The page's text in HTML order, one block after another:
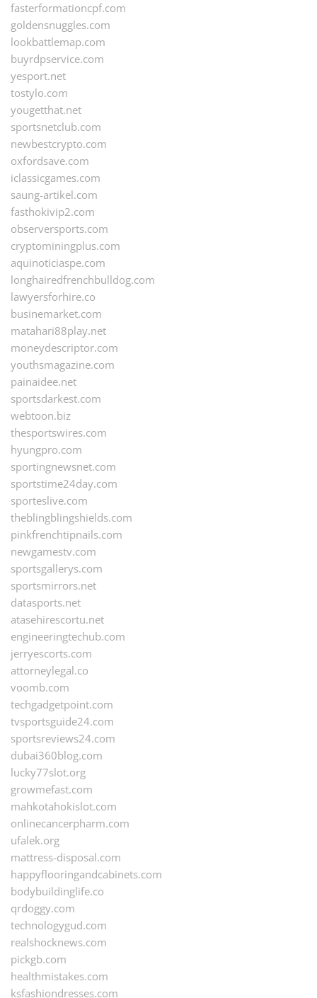
fasterformationcpf.com
goldensnuggles.com
lookbattlemap.com
buyrdpservice.com
yesport.net
tostylo.com
yougetthat.net
sportsnetclub.com
newbestcrypto.com
oxfordsave.com
iclassicgames.com
saung-artikel.com
fasthokivip2.com
observersports.com
cryptominingplus.com
aquinoticiaspe.com
longhairedfrenchbulldog.com
lawyersforhire.co
businemarket.com
matahari88play.net
moneydescriptor.com
youthsmagazine.com
painaidee.net
sportsdarkest.com
webtoon.biz
thesportswires.com
hyungpro.com
sportingnewsnet.com
sportstime24day.com
sporteslive.com
theblingblingshields.com
pinkfrenchtipnails.com
newgamestv.com
sportsgallerys.com
sportsmirrors.net
datasports.net
atasehirescortu.net
engineeringtechub.com
jerryescorts.com
attorneylegal.co
voomb.com
techgadgetpoint.com
tvsportsguide24.com
sportsreviews24.com
dubai360blog.com
lucky77slot.org
growmefast.com
mahkotahokislot.com
onlinecancerpharm.com
ufalek.org
mattress-disposal.com
happyflooringandcabinets.com
bodybuildinglife.co
qrdoggy.com
technologygud.com
realshocknews.com
pickgb.com
healthmistakes.com
ksfashiondresses.com